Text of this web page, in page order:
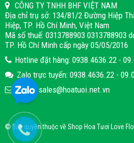
CÔNG TY TNHH BHF VIỆT NAM
Địa chỉ trụ sở: 134/81/2 Đường Hiệp
Hiệp, TP. Hồ Chí Minh, Việt Nam
Mã số thuế: 0313788903 0313788903
TP. Hồ Chí Minh cấp ngày 05/05/2016
Hotline đặt hàng: 0938.4636.22 -
Zalo trực tuyến: 0938.4636.22 -
Email: sales@hoatuoi.net.vn
© Bản quyền thuộc về Shop Hoa Tươi Love